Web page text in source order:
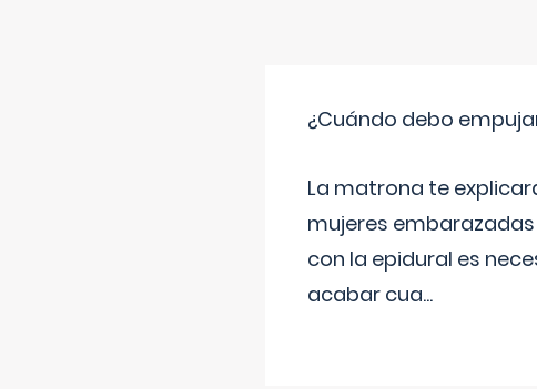
¿Cuándo debo
La matrona te
mujeres
con la epidural es
acabar cua...